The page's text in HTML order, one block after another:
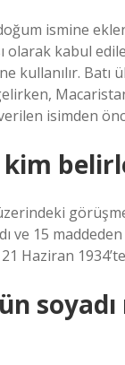
ismine
olarak kabul
kullanılır. Batı
isimden
kim
ve 15
Haziran
soyadı